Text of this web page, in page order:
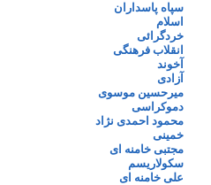
سپاه پاسداران
اسلام
خردگرائی
انقلاب فرهنگی
آخوند
آزادی
میرحسین موسوی
دموکراسی
محمود احمدی نژاد
خمینی
مجتبی خامنه ای
سکولاریسم
علی خامنه ای